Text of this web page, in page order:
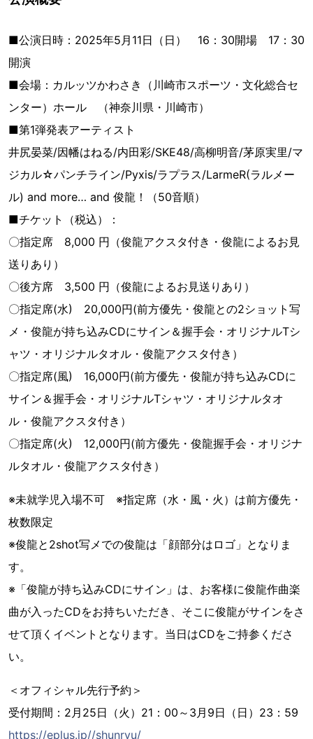
■公演日時：2025年5月11日（日） 16：30開場 17：30
開演
■会場：カルッツかわさき（川崎市スポーツ・文化総合セ
ンター）ホール （神奈川県・川崎市）
■第1弾発表アーティスト
井尻晏菜/因幡はねる/内田彩/SKE48/高柳明音/茅原実里/マ
ジカル☆パンチライン/Pyxis/ラプラス/LarmeR(ラルメー
ル) and more… and 俊龍！（50音順）
■チケット（税込）：
〇指定席 8,000 円（俊龍アクスタ付き・俊龍によるお見
送りあり）
〇後方席 3,500 円（俊龍によるお見送りあり）
〇指定席(水) 20,000円(前方優先・俊龍との2ショット写
メ・俊龍が持ち込みCDにサイン＆握手会・オリジナルTシ
ャツ・オリジナルタオル・俊龍アクスタ付き）
〇指定席(風) 16,000円(前方優先・俊龍が持ち込みCDに
サイン＆握手会・オリジナルTシャツ・オリジナルタオ
ル・俊龍アクスタ付き）
〇指定席(火) 12,000円(前方優先・俊龍握手会・オリジナ
ルタオル・俊龍アクスタ付き）
※未就学児入場不可 ※指定席（水・風・火）は前方優先・
枚数限定
※俊龍と2shot写メでの俊龍は「顔部分はロゴ」となりま
す。
※「俊龍が持ち込みCDにサイン」は、お客様に俊龍作曲楽
曲が入ったCDをお持ちいただき、そこに俊龍がサインをさ
せて頂くイベントとなります。当日はCDをご持参くださ
い。
＜オフィシャル先行予約＞
受付期間：2月25日（火）21：00～3月9日（日）23：59
https://eplus.jp//shunryu/